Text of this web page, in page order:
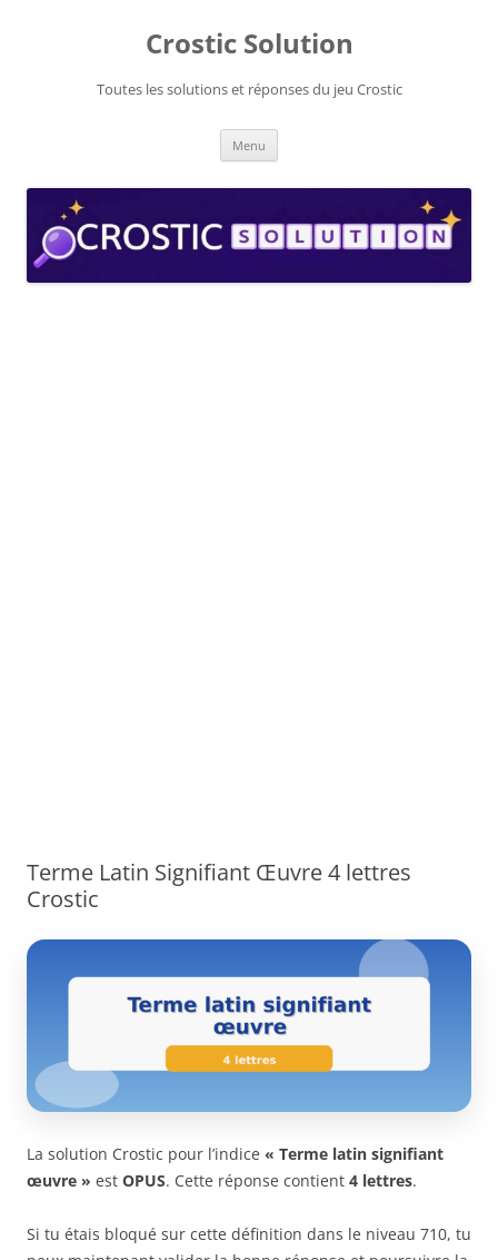
Crostic Solution
Toutes les solutions et réponses du jeu Crostic
Menu
Terme Latin Signifiant Œuvre 4 lettres
Crostic
La solution Crostic pour l’indice « Terme latin signifiant
œuvre » est OPUS. Cette réponse contient 4 lettres.
Si tu étais bloqué sur cette définition dans le niveau 710, tu